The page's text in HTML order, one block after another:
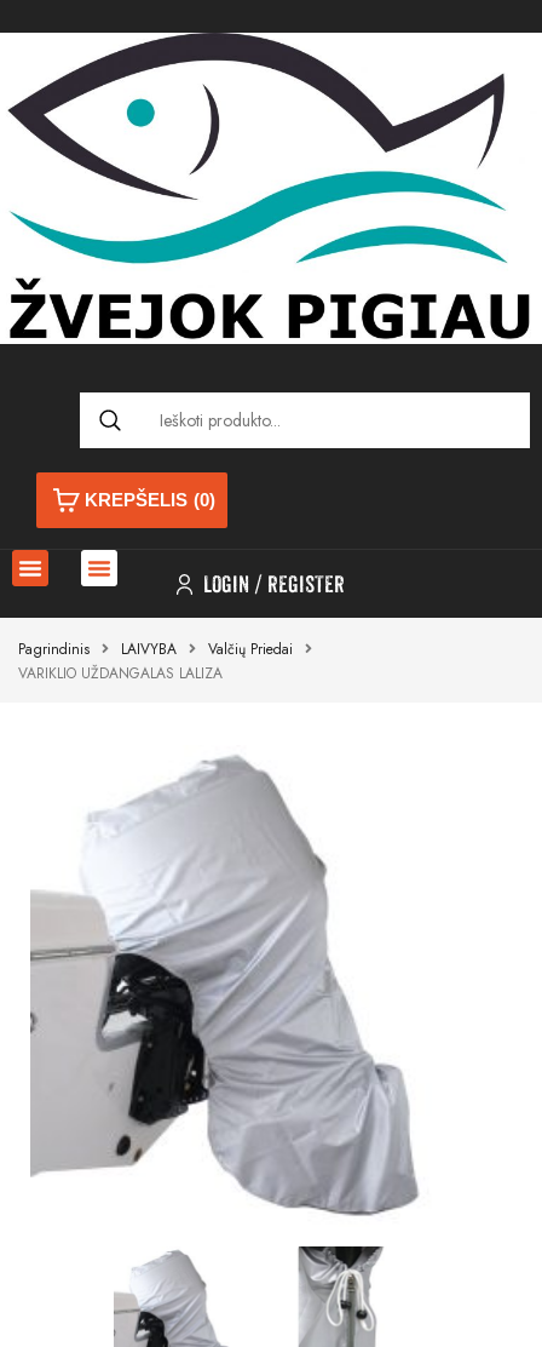
KREPŠELIS (0)
LOGIN REGISTER
Pagrindinis LAIVYBA
Valčių Priedai
VARIKLIO UŽDANGALAS LALIZA